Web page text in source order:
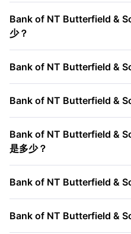
Bank of NT Butterfield &
少？
Bank of NT Butterfield &
Bank of NT Butterfield &
Bank of NT Butterfield &
是多少？
Bank of NT Butterfield &
Bank of NT Butterfield &